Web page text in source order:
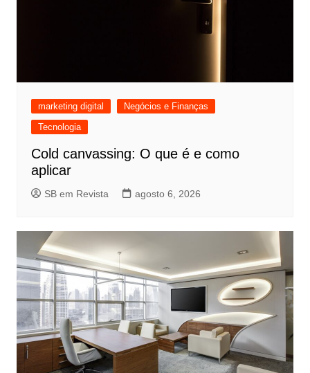
marketing digital
Negócios e Finanças
Tecnologia
Cold canvassing: O que é e como
aplicar
SB em Revista agosto 6, 2026